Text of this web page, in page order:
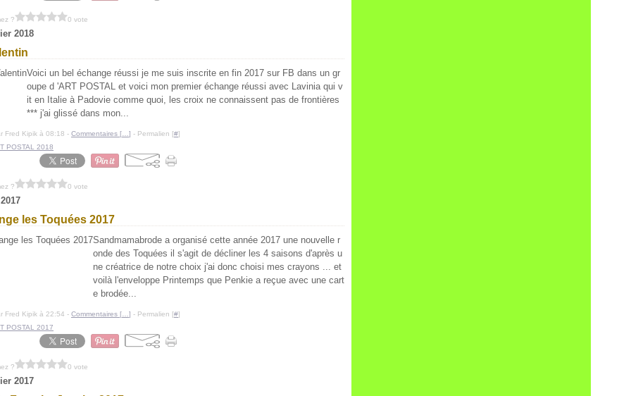
? 0 vote
2018
Voici un bel échange réussi je me suis inscrite en fin 2017 sur FB dans un gr
oupe d 'ART POSTAL et voici mon premier échange réussi avec Lavinia qui v
it en Italie à Padovie comme quoi, les croix ne connaissent pas de frontières
*** j'ai glissé dans mon...
Fred Kipik à 08:18 - Commentaires [ ] - Permalien [#]
POSTAL 2018
? 0 vote
les Toquées 2017
Sandmamabrode a organisé cette année 2017 une nouvelle r
onde des Toquées il s'agit de décliner les 4 saisons d'après u
ne créatrice de notre choix j'ai donc choisi mes crayons ... et
voilà l'enveloppe Printemps que Penkie a reçue avec une cart
e brodée...
Fred Kipik à 22:54 - Commentaires [ ] - Permalien [#]
POSTAL 2017
? 0 vote
2017